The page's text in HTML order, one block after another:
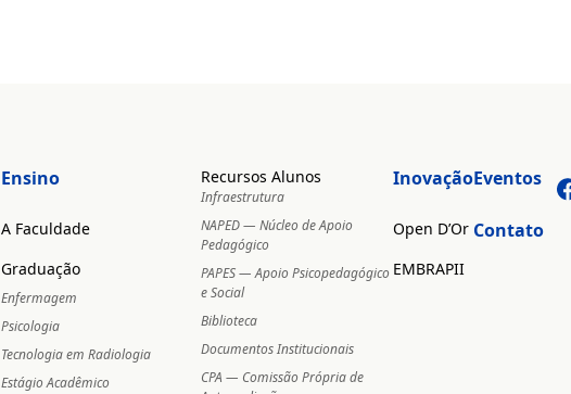
Ensino
A Faculdade
Graduação
Enfermagem
Psicologia
Tecnologia em Radiologia
Estágio Acadêmico
Recursos Alunos
Infraestrutura
NAPED — Núcleo de Apoio
Pedagógico
PAPES — Apoio Psicopedagógico
e Social
Biblioteca
Documentos Institucionais
CPA — Comissão Própria de
Inovação
Open D’Or
EMBRAPII
Eventos
Contato